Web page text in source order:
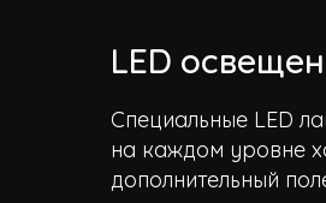
LED
Специальные LED
на каждом уровне
дополнительный